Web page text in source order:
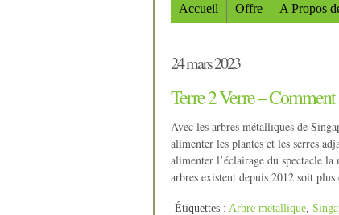
Accueil Offre A Propos
24 mars 2023
Terre 2 Verre –
Avec les arbres métalliques de
alimenter les plantes et les serres
alimenter l’éclairage du spectacle
arbres existent depuis 2012 soit
Étiquettes : Arbre métallique